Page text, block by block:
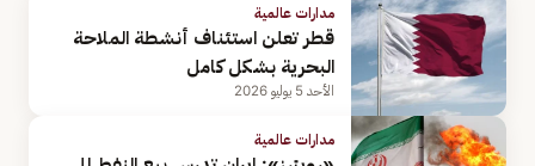
مدارات عالمية
قطر تعلن استئناف أنشطة الملاحة
البحرية بشكل كامل
الأحد 5 يوليو 2026
مدارات عالمية